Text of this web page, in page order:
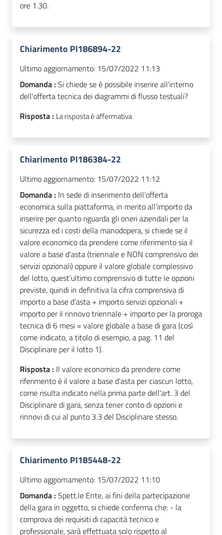
ore 1.30.
Chiarimento PI186894-22
Ultimo aggiornamento: 15/07/2022 11:13
Domanda : Si chiede se è possibile inserire all'interno
dell'offerta tecnica dei diagrammi di flusso testuali?
Risposta : La risposta è affermativa
Chiarimento PI186384-22
Ultimo aggiornamento: 15/07/2022 11:12
Domanda : In sede di inserimento dell’offerta
economica sulla piattaforma, in merito all’importo da
inserire per quanto riguarda gli oneri aziendali per la
sicurezza ed i costi della manodopera, si chiede se il
valore economico da prendere come riferimento sia il
valore a base d’asta (triennale e NON comprensivo dei
servizi opzionali) oppure il valore globale complessivo
del lotto, quest’ultimo comprensivo di tutte le opzioni
previste, quindi in definitiva la cifra comprensiva di
importo a base d’asta + importo servizi opzionali +
importo per il rinnovo triennale + importo per la proroga
tecnica di 6 mesi = valore globale a base di gara (così
come indicato, a titolo di esempio, a pag. 11 del
Disciplinare per il lotto 1).
Risposta : Il valore economico da prendere come
riferimento è il valore a base d'asta per ciascun lotto,
come risulta indicato nella prima parte dell'art. 3 del
Disciplinare di gara, senza tener conto di opzioni e
rinnovi di cui al punto 3.3 del Disciplinare stesso.
Chiarimento PI185448-22
Ultimo aggiornamento: 15/07/2022 11:10
Domanda : Spett.le Ente, ai fini della partecipazione
della gara in oggetto, si chiede conferma che: - la
comprova dei requisiti di capacità tecnico e
professionale, sarà effettuata solo rispetto al